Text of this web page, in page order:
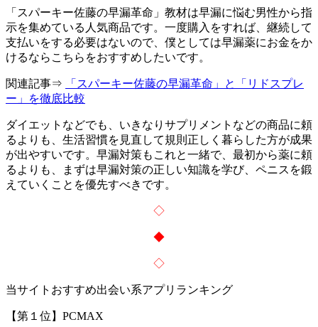
「スパーキー佐藤の早漏革命」教材は早漏に悩む男性から指
示を集めている人気商品です。一度購入をすれば、継続して
支払いをする必要はないので、僕としては早漏薬にお金をか
けるならこちらをおすすめしたいです。
関連記事⇒
「スパーキー佐藤の早漏革命」と「リドスプレ
ー」を徹底比較
ダイエットなどでも、いきなりサプリメントなどの商品に頼
るよりも、生活習慣を見直して規則正しく暮らした方が成果
が出やすいです。早漏対策もこれと一緒で、最初から薬に頼
るよりも、まずは早漏対策の正しい知識を学び、ペニスを鍛
えていくことを優先すべきです。
◇
◆
◇
当サイトおすすめ出会い系アプリランキング
【第１位】PCMAX